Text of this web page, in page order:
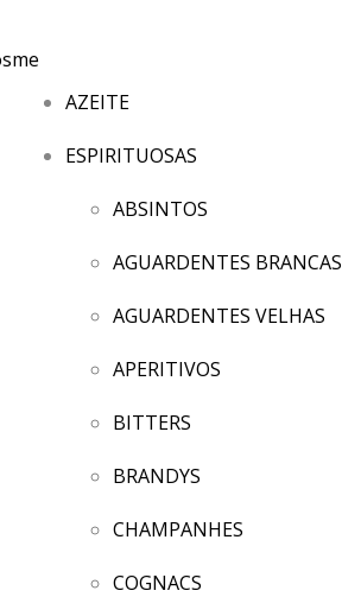
AZEITE
ESPIRITUOSAS
ABSINTOS
AGUARDENTES BRANCAS
AGUARDENTES VELHAS
APERITIVOS
BITTERS
BRANDYS
CHAMPANHES
COGNACS